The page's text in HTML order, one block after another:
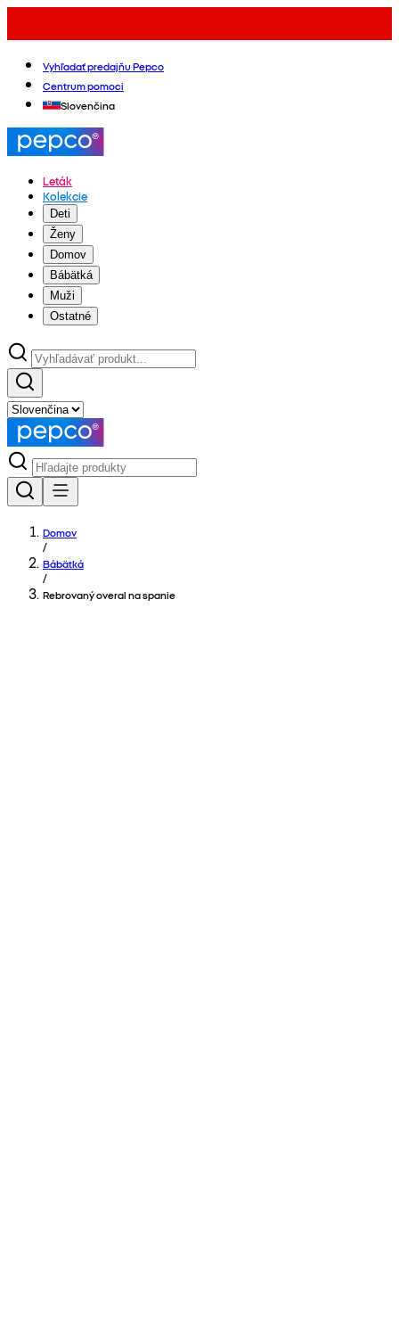
Vyhľadať predajňu Pepco
Centrum pomoci
Slovenčina
Leták
Kolekcie
Deti
Ženy
Domov
Bábätká
Muži
Ostatné
Domov
/
Bábätká
/
Rebrovaný overal na spanie